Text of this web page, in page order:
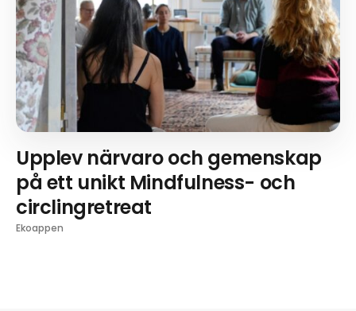
Upplev närvaro och gemenskap
på ett unikt Mindfulness- och
circlingretreat
Ekoappen